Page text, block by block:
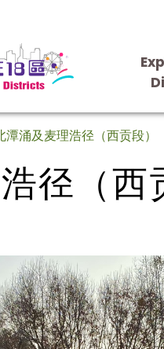
径（西
潭涌及麦理浩径（西贡段）
径（西